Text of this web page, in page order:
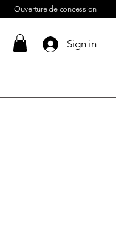
Ouverture de concession
Sign in